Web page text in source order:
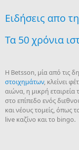
Ειδήσεις απο
Τα 50 χρόνια
Η Betsson, μία από τις
στοιχημάτων, κλείνει
αιώνα, η μικρή
στο επίπεδο ενός
και νέους τομείς, όπως
live καζίνο και το bingo.